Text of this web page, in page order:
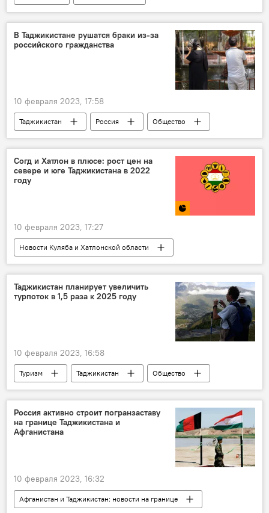
Новости Худжанда и Согдийской области
Великая Отечественная война (1941-1945)
смерть
В Таджикистане рушатся браки из-за
российского гражданства
10 февраля 2023, 17:58
Таджикистан Россия
Общество
Новости мигрантов из Центральной Азии в России
Согд и Хатлон в плюсе: рост цен на
севере и юге Таджикистана в 2022
году
10 февраля 2023, 17:27
Новости Куляба и Хатлонской области
Таджикистан
Новости Худжанда и Согдийской области
цены
питание
Общество
Инфографика
Таджикистан планирует увеличить
турпоток в 1,5 раза к 2025 году
10 февраля 2023, 16:58
Туризм Таджикистан Общество
Россия активно строит погранзаставу
на границе Таджикистана и
Афганистана
10 февраля 2023, 16:32
Афганистан и Таджикистан: новости на границе